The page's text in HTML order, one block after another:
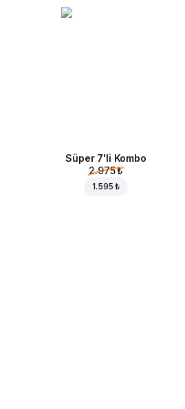
Süper 7'li Kombo
2.975 ₺
1.595 ₺